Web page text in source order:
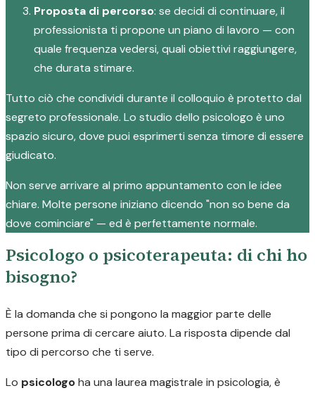
Proposta di percorso: se decidi di continuare, il
professionista ti propone un piano di lavoro — con
quale frequenza vedersi, quali obiettivi raggiungere,
che durata stimare.
Tutto ciò che condividi durante il colloquio è protetto dal
segreto professionale. Lo studio dello psicologo è uno
spazio sicuro, dove puoi esprimerti senza timore di essere
giudicato.
Non serve arrivare al primo appuntamento con le idee
chiare. Molte persone iniziano dicendo "non so bene da
dove cominciare" — ed è perfettamente normale.
Psicologo o psicoterapeuta: di chi ho
bisogno?
È la domanda che si pongono la maggior parte delle
persone prima di cercare aiuto. La risposta dipende dal
tipo di percorso che ti serve.
Lo psicologoha una laurea magistrale in psicologia, è